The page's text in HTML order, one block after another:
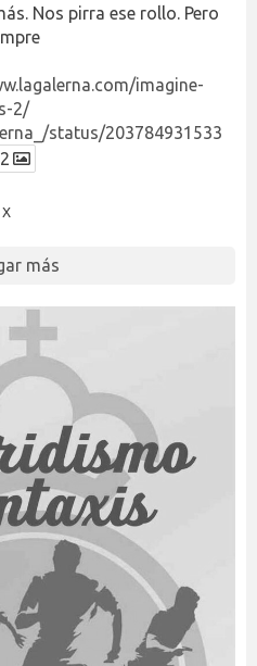
Nos pirra ese rollo. Pero
imagine-
2/
status/203784931533
2
X
más